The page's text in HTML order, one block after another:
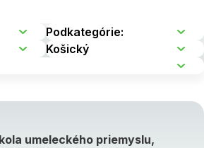
umeleckého priemyslu,